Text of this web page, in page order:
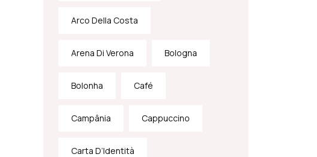
Arco Della Costa
Arena Di Verona Bologna
Bolonha Café
Campânia Cappuccino
Carta D’Identità